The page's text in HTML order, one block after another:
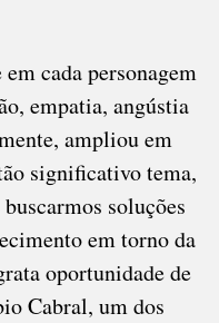
cada personagem
empatia, angústia
ampliou em
significativo tema,
soluções
em torno da
oportunidade de
Cabral, um dos